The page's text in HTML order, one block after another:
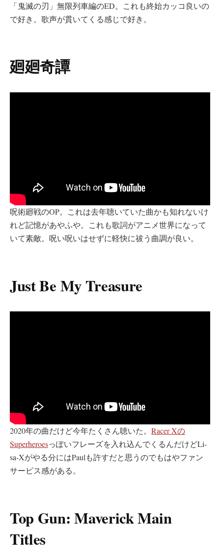
「鬼滅の刃」無限列車編のED。これも終始カッコ良いの
で好き。歌声が貫いてくる感じで好き。
廻廻奇譚
呪術廻戦のOP。これは去年聴いていた曲かも知れないけ
れど記憶があやふや。これも歌詞がアニメ世界になって
いて素敵。呪い呪いはせずに軽快に祓う曲調が良い。
Just Be My Treasure
2020年の曲だけど今年たくさん聴いた。 Racer Xの
Superheroesっぽいフレーズを入れ込んでくるんだけどLi-
sa-Xがやる分にはPaulも許すだと思うのでもはやファン
サービス感がある。
Top Gun: Maverick Main
Titles